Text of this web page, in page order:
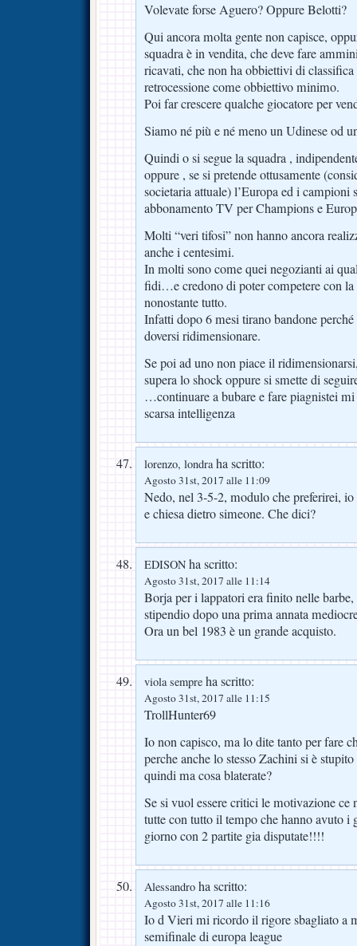
Volevate forse Aguero? Oppure Belotti?
Qui ancora molta gente non capisce,
squadra è in vendita, che deve fare
ricavati, che non ha obbiettivi di
retrocessione come obbiettivo minimo.
Poi far crescere qualche giocatore per
Siamo né più e né meno un Udinese od
Quindi o si segue la squadra ,
oppure , se si pretende ottusamente
societaria attuale) l’Europa ed i campioni
abbonamento TV per Champions e
Molti “veri tifosi” non hanno ancora
anche i centesimi.
In molti sono come quei negozianti ai
fidi…e credono di poter competere con la
nonostante tutto.
Infatti dopo 6 mesi tirano bandone
doversi ridimensionare.
Se poi ad uno non piace il
supera lo shock oppure si smette di
…continuare a bubare e fare piagnistei
scarsa intelligenza
lorenzo, londraha scritto:
Agosto 31st, 2017 alle 11:09
Nedo, nel 3-5-2, modulo che preferirei, io
e chiesa dietro simeone. Che dici?
EDISON ha scritto:
Agosto 31st, 2017 alle 11:14
Borja per i lappatori era finito nelle
stipendio dopo una prima annata
Ora un bel 1983 è un grande acquisto.
viola sempre ha scritto:
Agosto 31st, 2017 alle 11:15
TrollHunter69
Io non capisco, ma lo dite tanto per fare
perche anche lo stesso Zachini si è
quindi ma cosa blaterate?
Se si vuol essere critici le motivazione
tutte con tutto il tempo che hanno avuto i
giorno con 2 partite gia disputate!!!!
Alessandro ha scritto:
Agosto 31st, 2017 alle 11:16
Io d Vieri mi ricordo il rigore sbagliato a
semifinale di europa league